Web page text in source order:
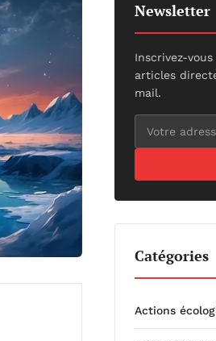
Newsletter
Inscrivez-
articles
mail.
Catégories
Actions